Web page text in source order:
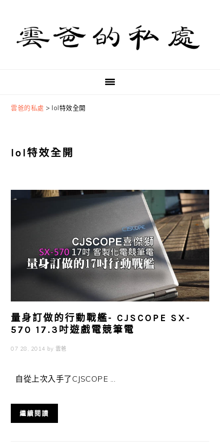
primary
navigation
content
primary
sidebar
雲爸的私處 > lol特效全開
lol特效全開
量身訂做的行動戰艦- CJSCOPE SX-
570 17.3吋遊戲電競筆電
07 28, 2014 by 雲爸
自從上次入手了CJSCOPE ...
繼續閱讀